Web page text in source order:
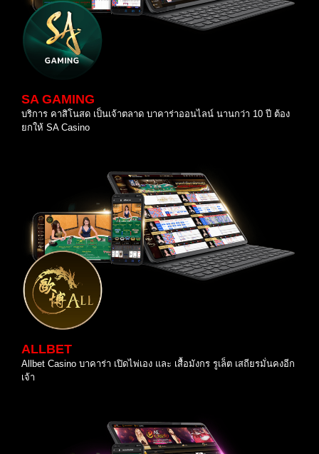
SA GAMING
บริการ คาสิโนสด เป็นเจ้าตลาด บาคาร่าออนไลน์ นานกว่า 10 ปี ต้อง
ยกให้ SA Casino
ALLBET
Allbet Casino บาคาร่า เปิดไพ่เอง และ เสื้อมังกร รูเล็ต เสถียรมั่นคงอีก
เจ้า